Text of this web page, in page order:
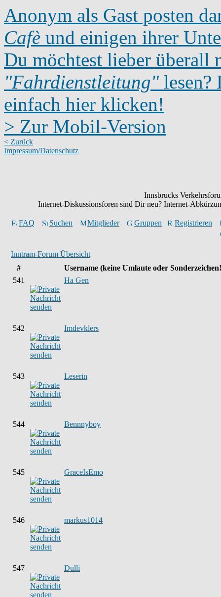
Anonym als Gast posten
Cafè und einigen ihrer
Du möchtest lieber überall
"Fahrdienstleitung"lesen?
einfach hier klicken!
> Zur Mobil-Version
< Zurück
Impressum/Datenschutz
Innsbrucks
Internet-Diskussionsforen sind Dir neu? Internet-
FAQ Suchen Mitglieder Gruppen Registrieren
Inntram-Forum Übersicht
#
Username (keine Umlaute oder
541
Ha Gen
542 Imdevklers
543 Leserin
544 Bennnyboy
545 GraceIsEmo
546 markus1014
547 Dulli